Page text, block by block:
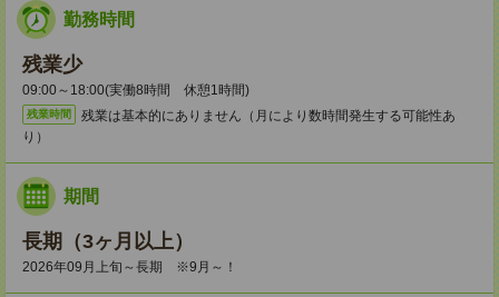
勤務時間
残業少
09:00～18:00(実働8時間 休憩1時間)
残業時間
残業は基本的にありません（月により数時間発生する可能性あ
り）
期間
長期（3ヶ月以上）
2026年09月上旬～長期 ※9月～！